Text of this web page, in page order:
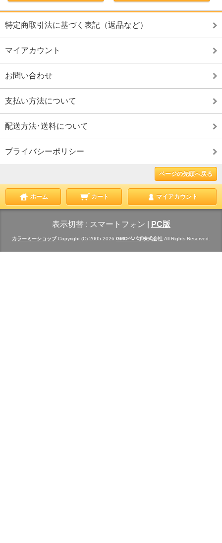
特定商取引法に基づく表記（返品など）
マイアカウント
お問い合わせ
支払い方法について
配送方法･送料について
プライバシーポリシー
ページの先頭へ戻る
ホーム カート マイアカウント
表示切替 : スマートフォン PC版
カラーミーショップCopyright (C) 2005-2026 GMOペパボ株式会社 All Rights Reserved.